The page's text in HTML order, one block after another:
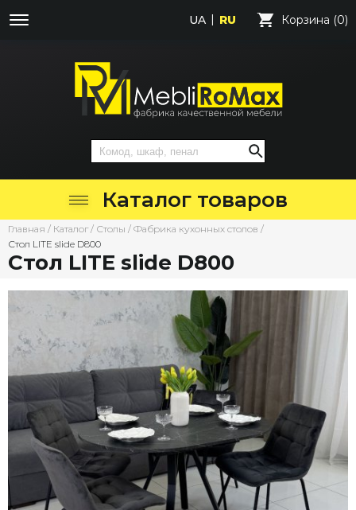
UA RU Корзина (0)
Каталог товаров
Главная / Каталог / Столы / Фабрика кухонных столов /
Стол LITE slide D800
Стол LITE slide D800